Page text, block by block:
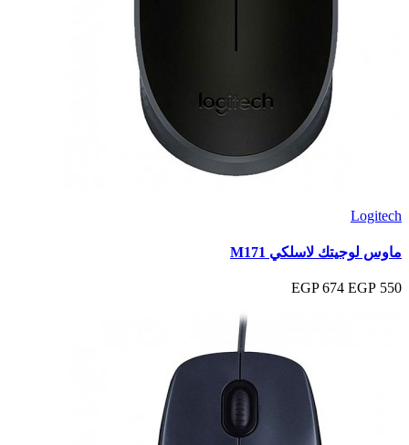
Logitech
ماوس لوجيتك لاسلكي M171
550 EGP
674 EGP